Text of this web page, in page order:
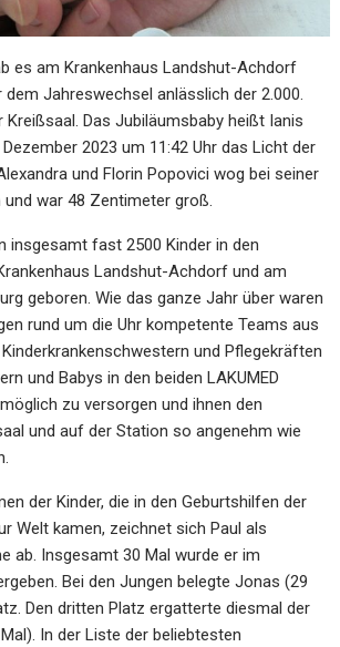
es am Krankenhaus Landshut-Achdorf
Jahreswechsel anlässlich der 2.000.
Das Jubiläumsbaby heißt Ianis
2023 um 11:42 Uhr das Licht der
und Florin Popovici wog bei seiner
und war 48 Zentimeter groß.
insgesamt fast 2500 Kinder in den
Landshut-Achdorf und am
geboren. Wie das ganze Jahr über waren
rund um die Uhr kompetente Teams aus
und Pflegekräften
und Babys in den beiden LAKUMED
zu versorgen und ihnen den
und auf der Station so angenehm wie
der Kinder, die in den Geburtshilfen der
Welt kamen, zeichnet sich Paul als
ab. Insgesamt 30 Mal wurde er im
Bei den Jungen belegte Jonas (29
Den dritten Platz ergatterte diesmal der
In der Liste der beliebtesten